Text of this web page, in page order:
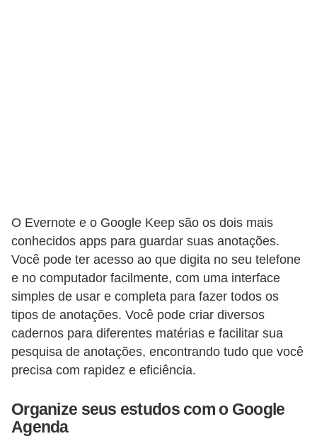
O Evernote e o Google Keep são os dois mais
conhecidos apps para guardar suas anotações.
Você pode ter acesso ao que digita no seu telefone
e no computador facilmente, com uma interface
simples de usar e completa para fazer todos os
tipos de anotações. Você pode criar diversos
cadernos para diferentes matérias e facilitar sua
pesquisa de anotações, encontrando tudo que você
precisa com rapidez e eficiência.
Organize seus estudos com o Google
Agenda
a
s
P
r
o
d
u
i
v